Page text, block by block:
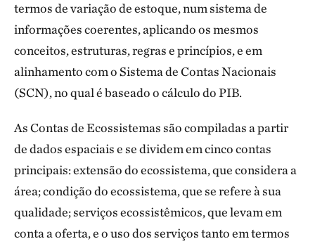
termos de variação de estoque, num sistema de
informações coerentes, aplicando os mesmos
conceitos, estruturas, regras e princípios, e em
alinhamento com o Sistema de Contas Nacionais
(SCN), no qual é baseado o cálculo do PIB.
As Contas de Ecossistemas são compiladas a partir
de dados espaciais e se dividem em cinco contas
principais: extensão do ecossistema, que considera a
área; condição do ecossistema, que se refere à sua
qualidade; serviços ecossistêmicos, que levam em
conta a oferta, e o uso dos serviços tanto em termos